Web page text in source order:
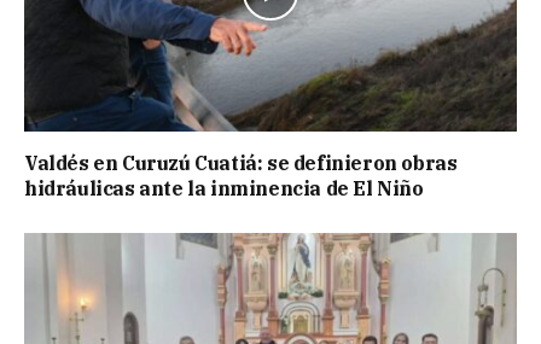
Valdés en Curuzú Cuatiá: se definieron obras
hidráulicas ante la inminencia de El Niño